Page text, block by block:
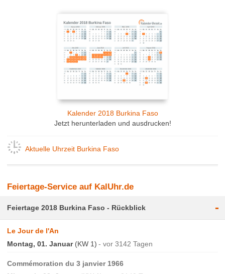
Kalender 2018 Burkina Faso
Jetzt herunterladen und ausdrucken!
Aktuelle Uhrzeit Burkina Faso
Feiertage-Service auf KalUhr.de
Feiertage 2018 Burkina Faso - Rückblick -
Le Jour de l'An
Montag, 01. Januar(KW 1) vor 3142 Tagen
Commémoration du 3 janvier 1966